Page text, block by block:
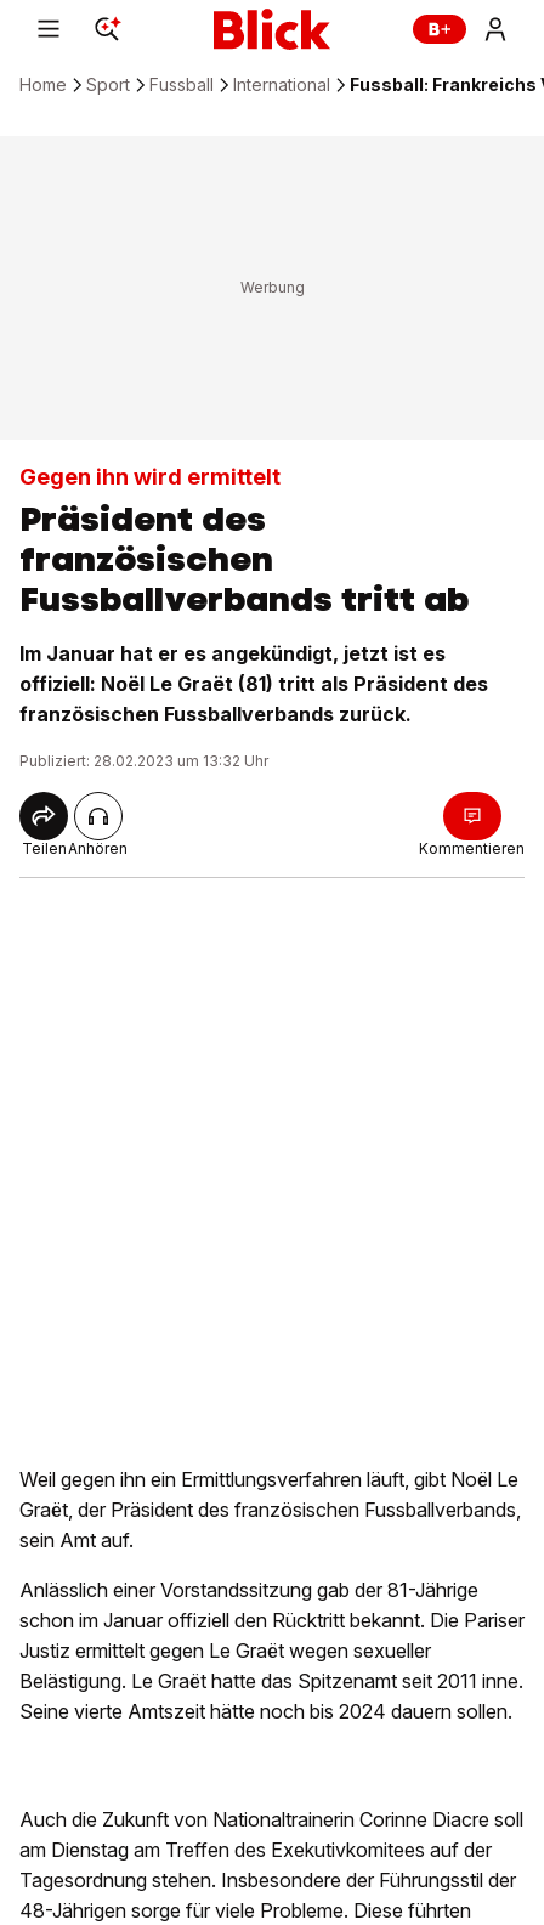
Home Sport Fussball International Fussball:
Gegen ihn wird ermittelt
Präsident des
französischen
Fussballverbands tritt ab
Im Januar hat er es angekündigt, jetzt ist es
offiziell: Noël Le Graët (81) tritt als Präsident des
französischen Fussballverbands zurück.
Publiziert: 28.02.2023 um 13:32 Uhr
TeilenAnhören Kommentieren
Weil gegen ihn ein Ermittlungsverfahren läuft, gibt Noël Le
Graët, der Präsident des französischen Fussballverbands,
sein Amt auf.
Anlässlich einer Vorstandssitzung gab der 81-Jährige
schon im Januar offiziell den Rücktritt bekannt. Die Pariser
Justiz ermittelt gegen Le Graët wegen sexueller
Belästigung. Le Graët hatte das Spitzenamt seit 2011 inne.
Seine vierte Amtszeit hätte noch bis 2024 dauern sollen.
Auch die Zukunft von Nationaltrainerin Corinne Diacre soll
am Dienstag am Treffen des Exekutivkomitees auf der
Tagesordnung stehen. Insbesondere der Führungsstil der
48-Jährigen sorge für viele Probleme. Diese führten